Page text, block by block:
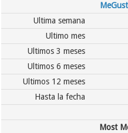
Ultima semana
Ultimo mes
Ultimos 3 meses
Ultimos 6 meses
Ultimos 12 meses
Hasta la fecha
Most